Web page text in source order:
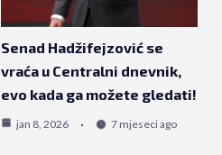
Senad Hadžifejzović se
vraća u Centralni dnevnik,
evo kada ga možete gledati!
jan 8, 2026 7 mjeseci ago